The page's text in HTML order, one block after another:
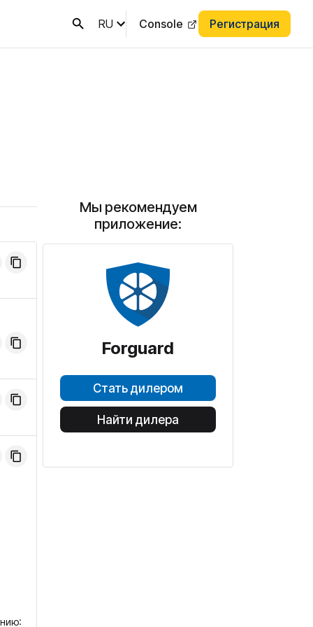
RU Console Регистрация
Мы рекомендуем
приложение:
Forguard
Стать дилером
Найти дилера